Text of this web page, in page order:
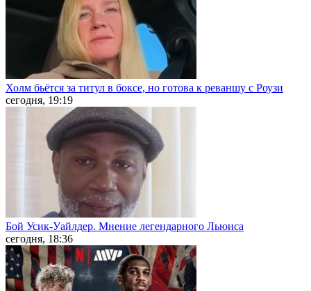
Холм бьётся за титул в боксе, но готова к реваншу с Роузи
сегодня, 19:19
Бой Усик-Уайлдер. Мнение легендарного Льюиса
сегодня, 18:36